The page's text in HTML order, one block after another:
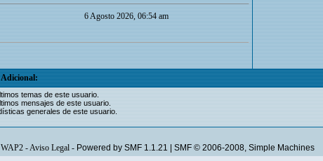
6 Agosto 2026, 06:54 am
temas de este usuario.
mensajes de este usuario.
generales de este usuario.
WAP2-Aviso Legal- Powered by SMF 1.1.21 SMF © 2006-2008, Simple Machines